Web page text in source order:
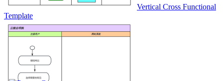
Vertical Cross Functional
Template